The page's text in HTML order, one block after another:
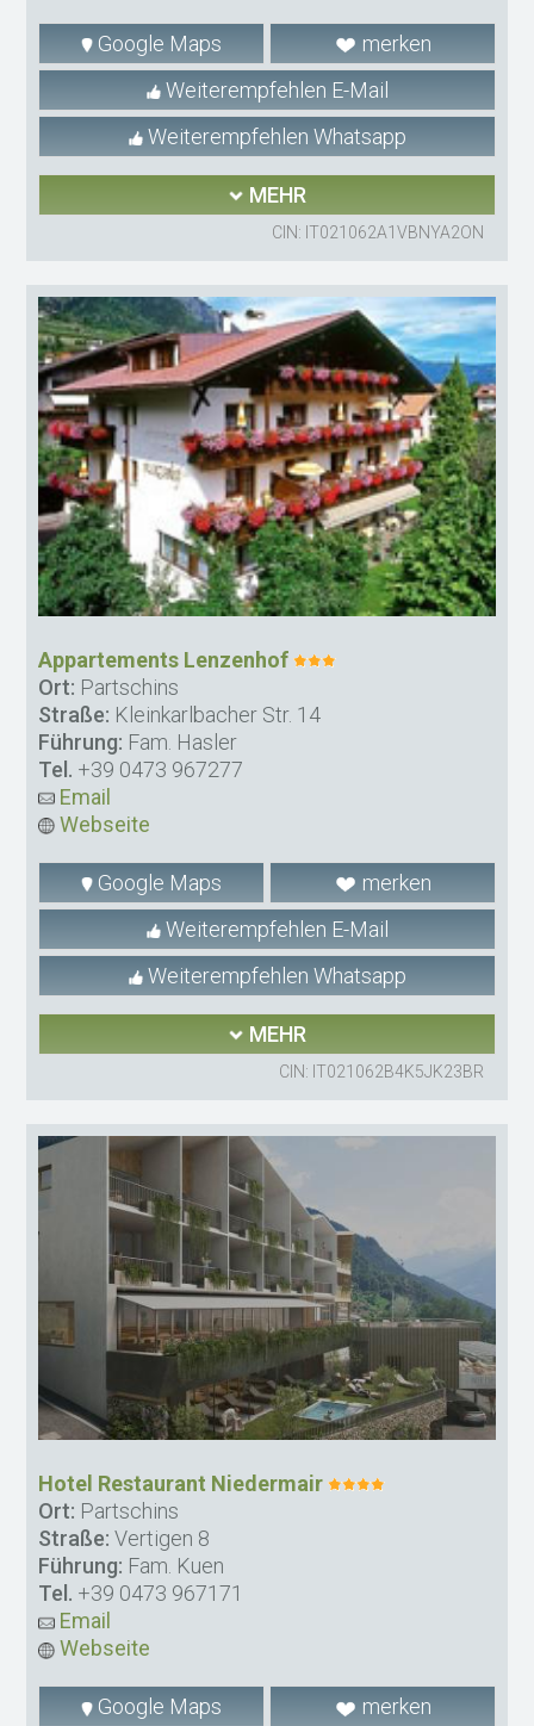
Google Maps
merken
Weiterempfehlen E-Mail
Weiterempfehlen Whatsapp
MEHR
CIN: IT021062A1VBNYA2ON
Appartements Lenzenhof
Ort: Partschins
Straße: Kleinkarlbacher Str. 14
Führung: Fam. Hasler
Tel. +39 0473 967277
Email
Webseite
Google Maps
merken
Weiterempfehlen E-Mail
Weiterempfehlen Whatsapp
MEHR
CIN: IT021062B4K5JK23BR
Hotel Restaurant Niedermair
Ort: Partschins
Straße: Vertigen 8
Führung: Fam. Kuen
Tel. +39 0473 967171
Email
Webseite
Google Maps
merken